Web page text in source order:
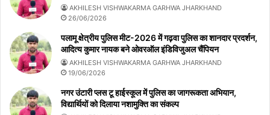
AKHILESH VISHWAKARMA GARHWA JHARKHAND
26/06/2026
पलामू क्षेत्रीय पुलिस मीट-2026 में गढ़वा पुलिस का शानदार प्रदर्शन,
आदित्य कुमार नायक बने ओवरऑल इंडिविजुअल चैंपियन
AKHILESH VISHWAKARMA GARHWA JHARKHAND
19/06/2026
नगर उंटारी प्लस टू हाईस्कूल में पुलिस का जागरूकता अभियान,
विद्यार्थियों को दिलाया नशामुक्ति का संकल्प